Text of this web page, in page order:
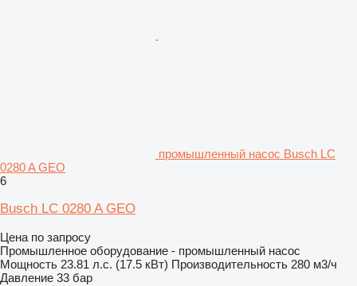
промышленный насос Busch LC
0280 A GEO
6
Busch LC 0280 A GEO
Цена по запросу
Промышленное оборудование - промышленный насос
Мощность 23.81 л.с. (17.5 кВт) Производительность 280 м3/ч
Давление 33 бар